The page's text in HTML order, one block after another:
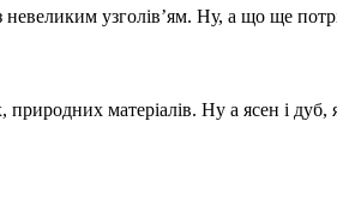
невеликим узголів’ям. Ну, а що ще
матеріалів. Ну а ясен і дуб,